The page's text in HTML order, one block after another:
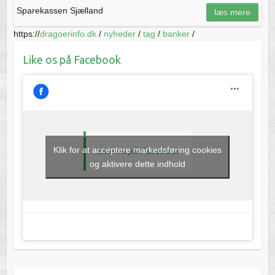
Sparekassen Sjælland læs mere
https://dragoerinfo.dk/ nyheder/ tag / banker/
Like os på Facebook
Like os på Facebook
Klik for at acceptere markedsføring cookies
og aktivere dette indhold